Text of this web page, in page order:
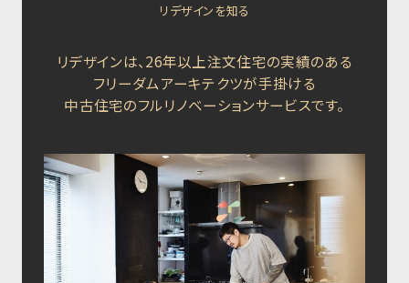
リデザインを知る
リデザインは、26年以上注文住宅の実績のある
フリーダムアーキテクツが手掛ける
中古住宅のフルリノベーションサービスです。